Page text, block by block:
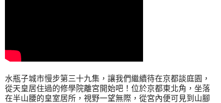
水瓶子城市慢步第三十九集，讓我們繼續待在京都談庭園，
從天皇居住過的修學院離宮開始吧！位於京都東北角，坐落
在半山腰的皇室居所，視野一望無際，從宮內便可見到山腳